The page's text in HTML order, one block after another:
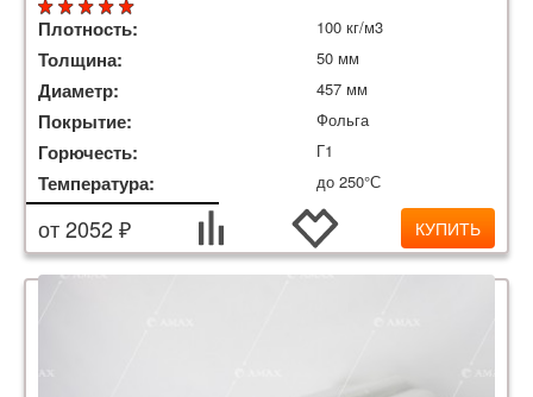
Плотность: 100 кг/м3
Толщина: 50 мм
Диаметр: 457 мм
Покрытие: Фольга
Горючесть: Г1
Температура: до 250°С
от 2052 ₽ КУПИТЬ